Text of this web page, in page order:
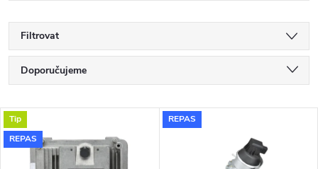
Filtrovat
Ř
a
z
Doporučujeme
Nejdražší
Nejprodávanější
V
ý
Tip
REPAS
REPAS